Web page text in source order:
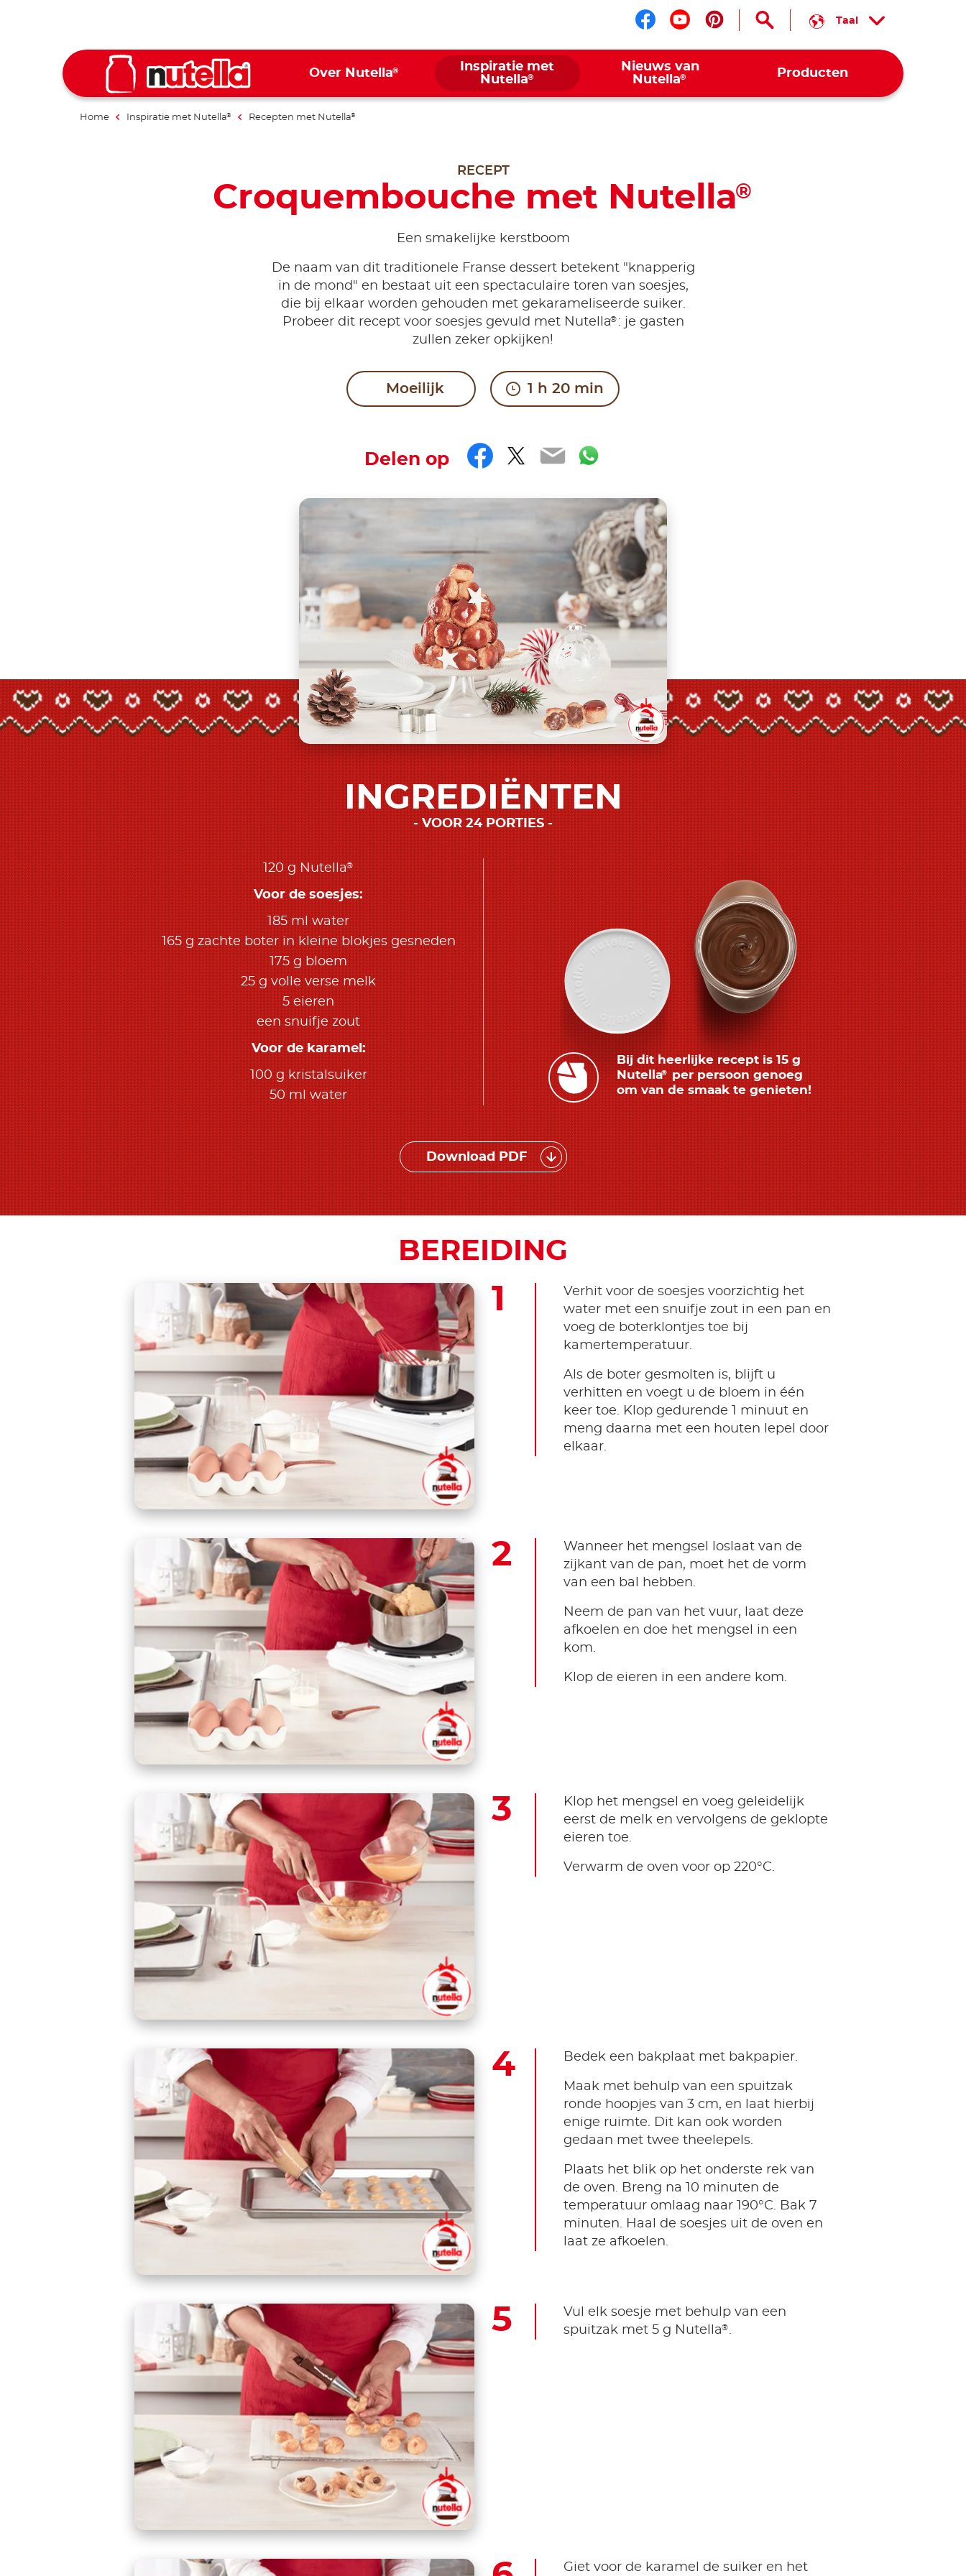
Volg ons op facebook
Volg ons op youtube
Volg ons op pinterest
Taal
Over Nutella®
Inspiratie met
Nutella®
Nieuws van
Nutella® Producten
Home Inspiratie met Nutella® Recepten met Nutella®
RECEPT
Croquembouche met Nutella®
Een smakelijke kerstboom
De naam van dit traditionele Franse dessert betekent "knapperig
in de mond" en bestaat uit een spectaculaire toren van soesjes,
die bij elkaar worden gehouden met gekarameliseerde suiker.
Probeer dit recept voor soesjes gevuld met Nutella® : je gasten
zullen zeker opkijken!
Moeilijk 1 h 20 min
Delen op Facebook
Twitter
EmailWhatsApp
INGREDIËNTEN
VOOR 24 PORTIES
120 g Nutella®
Voor de soesjes:
185 ml water
165 g zachte boter in kleine blokjes gesneden
175 g bloem
25 g volle verse melk
5 eieren
een snuifje zout
Voor de karamel:
100 g kristalsuiker
50 ml water
Bij dit heerlijke recept is 15 g
Nutella®per persoon genoeg
om van de smaak te genieten!
Download PDF
BEREIDING
Verhit voor de soesjes voorzichtig het
water met een snuifje zout in een pan en
voeg de boterklontjes toe bij
kamertemperatuur.
Als de boter gesmolten is, blijft u
verhitten en voegt u de bloem in één
keer toe. Klop gedurende 1 minuut en
meng daarna met een houten lepel door
elkaar.
Wanneer het mengsel loslaat van de
zijkant van de pan, moet het de vorm
van een bal hebben.
Neem de pan van het vuur, laat deze
afkoelen en doe het mengsel in een
kom.
Klop de eieren in een andere kom.
Klop het mengsel en voeg geleidelijk
eerst de melk en vervolgens de geklopte
eieren toe.
Verwarm de oven voor op 220°C.
Bedek een bakplaat met bakpapier.
Maak met behulp van een spuitzak
ronde hoopjes van 3 cm, en laat hierbij
enige ruimte. Dit kan ook worden
gedaan met twee theelepels.
Plaats het blik op het onderste rek van
de oven. Breng na 10 minuten de
temperatuur omlaag naar 190°C. Bak 7
minuten. Haal de soesjes uit de oven en
laat ze afkoelen.
Vul elk soesje met behulp van een
spuitzak met 5 g Nutella® .
Giet voor de karamel de suiker en het